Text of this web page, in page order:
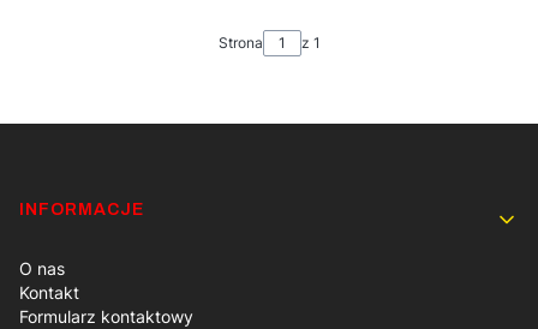
Strona z 1
Linki w stopce
INFORMACJE
O nas
Kontakt
Formularz kontaktowy